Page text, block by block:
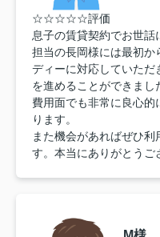
☆☆☆☆☆評価
息子の賃貸契約でお世話
担当の長岡様には最初か
ディーに対応していただ
を進めることができまし
費用面でも非常に良心
ります。
また機会があればぜひ
す。本当にありがとうご